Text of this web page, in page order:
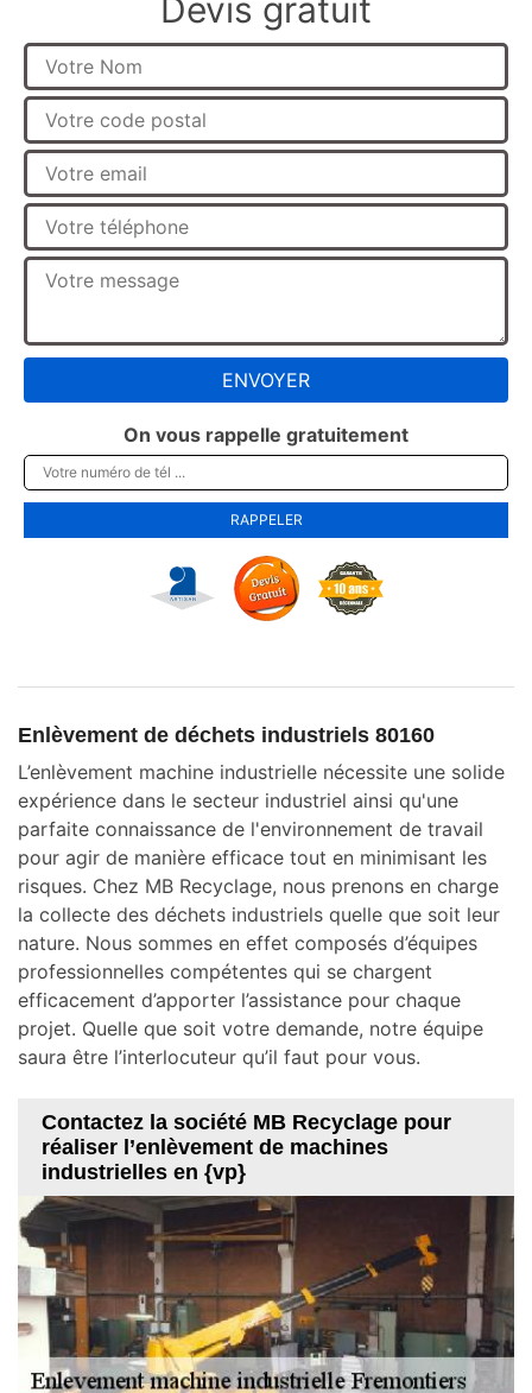
Devis gratuit
On vous rappelle gratuitement
Enlèvement de déchets industriels 80160
L’enlèvement machine industrielle nécessite une solide
expérience dans le secteur industriel ainsi qu'une
parfaite connaissance de l'environnement de travail
pour agir de manière efficace tout en minimisant les
risques. Chez MB Recyclage, nous prenons en charge
la collecte des déchets industriels quelle que soit leur
nature. Nous sommes en effet composés d’équipes
professionnelles compétentes qui se chargent
efficacement d’apporter l’assistance pour chaque
projet. Quelle que soit votre demande, notre équipe
saura être l’interlocuteur qu’il faut pour vous.
Contactez la société MB Recyclage pour
réaliser l’enlèvement de machines
industrielles en {vp}